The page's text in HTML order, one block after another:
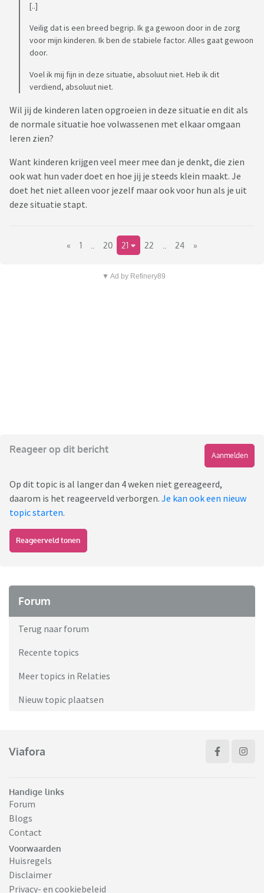
[..]
Veilig dat is een breed begrip. Ik ga gewoon door in de zorg
voor mijn kinderen. Ik ben de stabiele factor. Alles gaat gewoon
door.
Voel ik mij fijn in deze situatie, absoluut niet. Heb ik dit
verdiend, absoluut niet.
Wil jij de kinderen laten opgroeien in deze situatie en dit als
de normale situatie hoe volwassenen met elkaar omgaan
leren zien?
Want kinderen krijgen veel meer mee dan je denkt, die zien
ook wat hun vader doet en hoe jij je steeds klein maakt. Je
doet het niet alleen voor jezelf maar ook voor hun als je uit
deze situatie stapt.
« 1 20 21 22 24 »
▼ Ad by Refinery89
Reageer op dit bericht
Aanmelden
Op dit topic is al langer dan 4 weken niet gereageerd,
daarom is het reageerveld verborgen. Je kan ook een nieuw
topic starten.
Reageerveld tonen
Forum
Terug naar forum
Recente topics
Meer topics in Relaties
Nieuw topic plaatsen
Viafora
Handige links
Forum
Blogs
Contact
Voorwaarden
Huisregels
Disclaimer
Privacy- en cookiebeleid